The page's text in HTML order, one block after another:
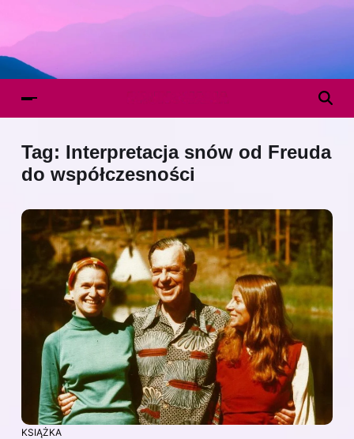
Tag: Interpretacja snów od Freuda
do współczesności
KSIĄŻKA